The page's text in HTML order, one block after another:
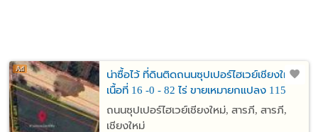
น่าซื้อไว้ ที่ดินติดถนนซุปเปอร์ไฮเวย์เชียงใหม่
เนื้อที่ 16 -0 - 82 ไร่ ขายเหมายกแปลง 115
ล้าน พร้อมโอน อ.สารภี เชียงใหม่
ถนนซุปเปอร์ไฮเวย์เชียงใหม่, สารภี, สารภี,
เชียงใหม่